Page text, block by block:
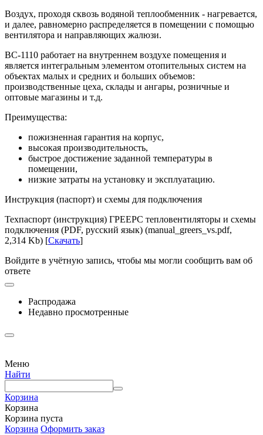
Воздух, проходя сквозь водяной теплообменник - нагревается,
и далее, равномерно распределяется в помещении с помощью
вентилятора и направляющих жалюзи.
ВС-1110 работает на внутреннем воздухе помещения и
является интегральным элементом отопительных систем на
объектах малых и средних и больших объемов:
производственные цеха, склады и ангары, розничные и
оптовые магазины и т.д.
Преимущества:
пожизненная гарантия на корпус,
высокая производительность,
быстрое достижение заданной температуры в
помещении,
низкие затраты на установку и эксплуатацию.
Инструкция (паспорт) и схемы для подключения
Техпаспорт (инструкция) ГРЕЕРС тепловентиляторы и схемы
подключения (PDF, русский язык) (manual_greers_vs.pdf,
2,314 Kb) [Скачать]
Войдите в учётную запись, чтобы мы могли сообщить вам об
ответе
Распродажа
Недавно просмотренные
Меню
Найти
Корзина
Корзина
Корзина пуста
Корзина Оформить заказ